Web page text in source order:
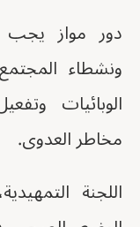
دور مواز يجب
ونشطاء
الوبائيات
مخاطر العدوى.
اللجنة